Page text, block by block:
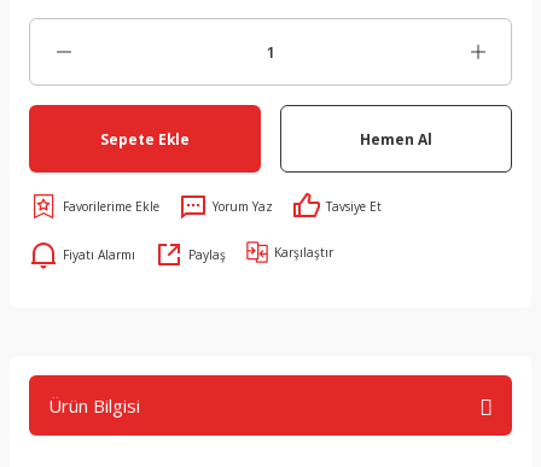
Sepete Ekle Hemen Al
Yorum Yaz Tavsiye Et
Fiyatı Alarmı Paylaş Karşılaştır
Ürün Bilgisi